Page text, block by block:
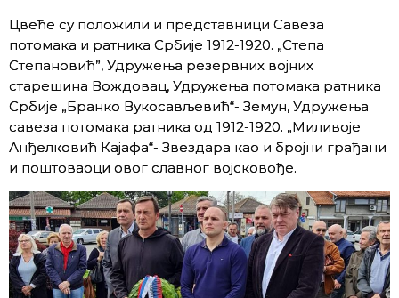
Цвеће су положили и представници Савеза
потомака и ратника Србије 1912-1920. „Степа
Степановић”, Удружења резервних војних
старешина Вождовац, Удружења потомака ратника
Србије „Бранко Вукосављевић“- Земун, Удружења
савеза потомака ратника од 1912-1920. „Миливоје
Анђелковић Кајафа“- Звездара као и бројни грађани
и поштоваоци овог славног војсковође.